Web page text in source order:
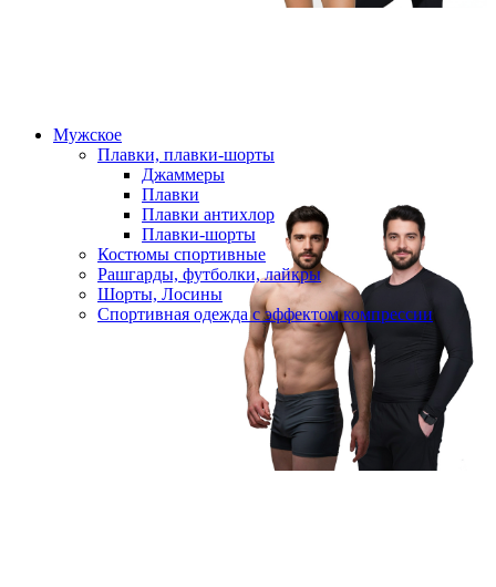
Мужское
Плавки, плавки-шорты
Джаммеры
Плавки
Плавки антихлор
Плавки-шорты
Костюмы спортивные
Рашгарды, футболки, лайкры
Шорты, Лосины
Спортивная одежда с эффектом компрессии